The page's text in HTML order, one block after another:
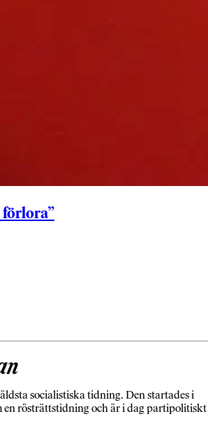
förlora”
socialistiska tidning. Den startades i
en rösträttstidning och är i dag partipolitiskt